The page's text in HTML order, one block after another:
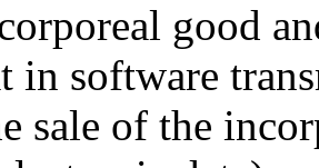
good
in software
sale of the